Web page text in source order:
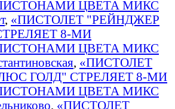
ЦВЕТА МИКС
, «ПИСТОЛЕТ "РЕЙНДЖЕР
8-МИ
ЦВЕТА МИКС
, «ПИСТОЛЕТ
ГОЛД" СТРЕЛЯЕТ 8-МИ
ЦВЕТА МИКС
, «ПИСТОЛЕТ